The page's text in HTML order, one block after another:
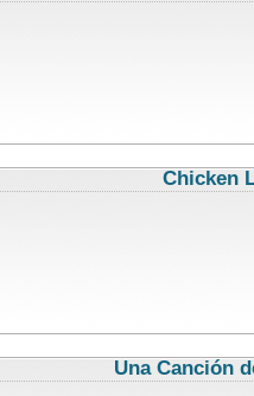
Chicken
Una Canción